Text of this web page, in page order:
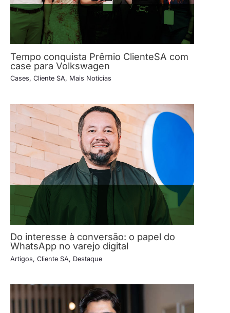
Tempo conquista Prêmio ClienteSA com
case para Volkswagen
Cases, Cliente SA, Mais Notícias
Do interesse à conversão: o papel do
WhatsApp no varejo digital
Artigos, Cliente SA, Destaque